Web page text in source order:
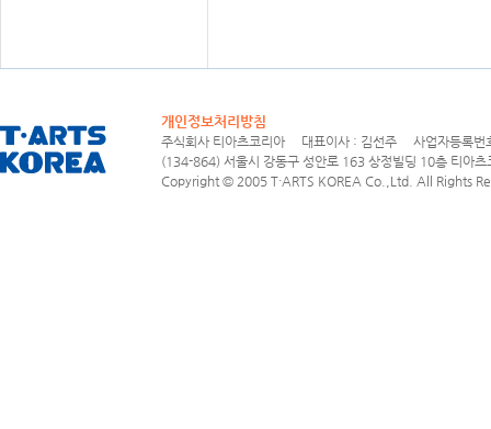
개인정보처리방침
주식회사 티아츠코리아 대표이사 : 김선주 사업자등록
(134-864) 서울시 강동구 성안로 163 상정빌딩 10층
Copyright © 2005 T·ARTS KOREA Co.,Ltd. All Rights